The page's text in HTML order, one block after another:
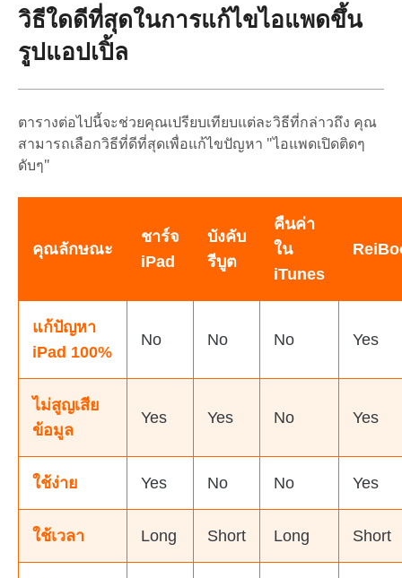
วิธีใดดีที่สุดในการแก้ไขไอแพดขึ้น
รูปแอปเปิ้ล
ตารางต่อไปนี้จะช่วยคุณเปรียบเทียบแต่ละวิธีที่กล่าวถึง คุณ
สามารถเลือกวิธีที่ดีที่สุดเพื่อแก้ไขปัญหา "ไอแพดเปิดติดๆ
ดับๆ"
คุณลักษณะ
ชาร์จ
iPad
บังคับ
รีบูต
คืนค่า
ใน
iTunes
แก้ปัญหา
iPad 100%
No No No Yes
ไม่สูญเสีย
ข้อมูล
Yes Yes No Yes
ใช้ง่าย Yes No No Yes
ใช้เวลา Long Short Long Short